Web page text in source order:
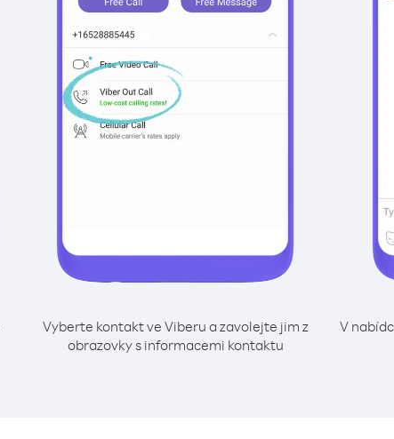
Vyberte kontakt ve Viberu a zavolejte jim z
obrazovky s informacemi kontaktu
V